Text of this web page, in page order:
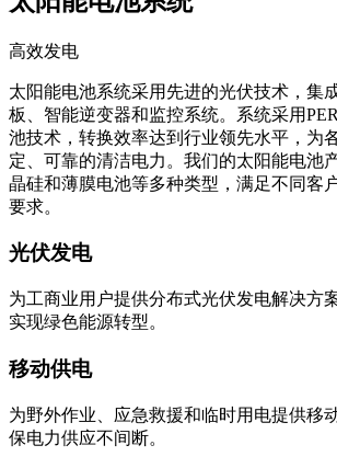
高效发电
太阳能电池系统采用先进的光伏技术，集
板、智能逆变器和监控系统。系统采用
池技术，转换效率达到行业领先水平，为
定、可靠的清洁电力。我们的太阳能电池
晶硅和薄膜电池等多种类型，满足不同客
要求。
光伏发电
为工商业用户提供分布式光伏发电解决方
实现绿色能源转型。
移动供电
为野外作业、应急救援和临时用电提供移
保电力供应不间断。